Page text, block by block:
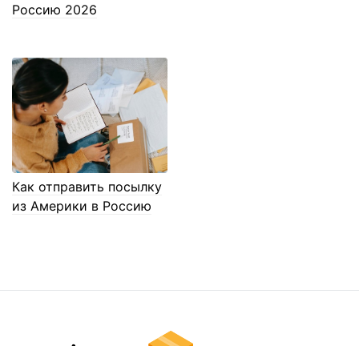
Россию 2026
Как отправить посылку
из Америки в Россию